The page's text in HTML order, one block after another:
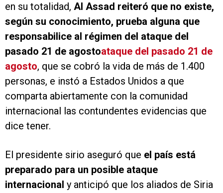
en su totalidad, Al Assad reiteró que no existe,
según su conocimiento, prueba alguna que
responsabilice al régimen del ataque del
pasado 21 de agostoataque del pasado 21 de
agosto, que se cobró la vida de más de 1.400
personas, e instó a Estados Unidos a que
comparta abiertamente con la comunidad
internacional las contundentes evidencias que
dice tener.
El presidente sirio aseguró que el país está
preparado para un posible ataque
internacional y anticipó que los aliados de Siria